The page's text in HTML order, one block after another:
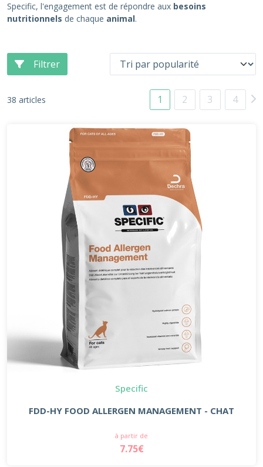
Specific, l'engagement est de répondre aux besoins
nutritionnels de chaque animal.
Filtrer
38 articles 1 2 3 4
Specific
FDD-HY FOOD ALLERGEN MANAGEMENT - CHAT
à partir de
7.75€